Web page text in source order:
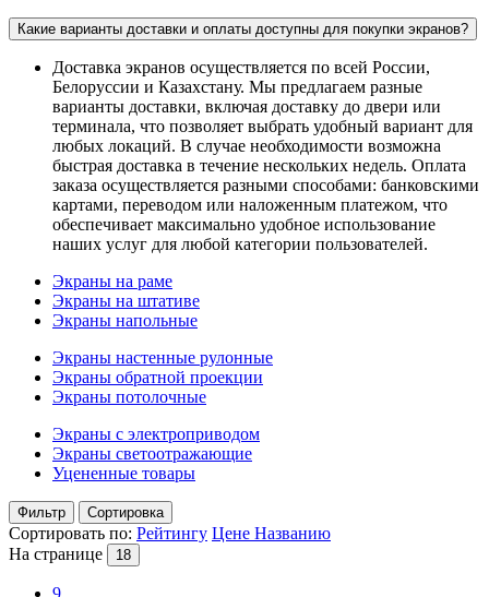
Какие варианты доставки и оплаты доступны для покупки экранов?
Доставка экранов осуществляется по всей России,
Белоруссии и Казахстану. Мы предлагаем разные
варианты доставки, включая доставку до двери или
терминала, что позволяет выбрать удобный вариант для
любых локаций. В случае необходимости возможна
быстрая доставка в течение нескольких недель. Оплата
заказа осуществляется разными способами: банковскими
картами, переводом или наложенным платежом, что
обеспечивает максимально удобное использование
наших услуг для любой категории пользователей.
Экраны на раме
Экраны на штативе
Экраны напольные
Экраны настенные рулонные
Экраны обратной проекции
Экраны потолочные
Экраны с электроприводом
Экраны светоотражающие
Уцененные товары
Фильтр Сортировка
Сортировать по: Рейтингу Цене Названию
На странице
18
9